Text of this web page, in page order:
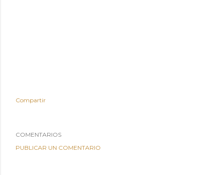
Compartir
COMENTARIOS
PUBLICAR UN COMENTARIO